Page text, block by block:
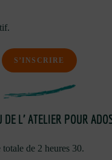
S’INSCRIRE
DE L’ ATELIER POUR
de 2 heures 30.